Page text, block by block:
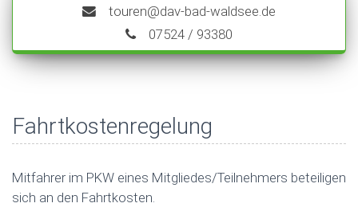
touren@dav-bad-waldsee.de
07524 / 93380
Fahrtkostenregelung
Mitfahrer im PKW eines Mitgliedes/Teilnehmers beteiligen
sich an den Fahrtkosten.